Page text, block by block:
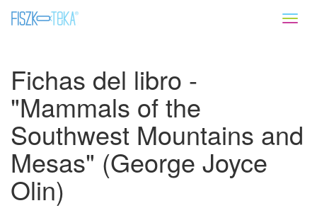
Fichas del libro -
"Mammals of the
Southwest Mountains and
Mesas" (George Joyce
Olin)